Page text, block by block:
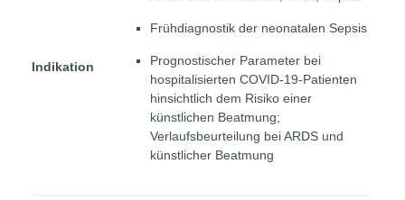
Indikation
Frühdiagnostik der neonatalen Sepsis
Prognostischer Parameter bei
hospitalisierten COVID-19-Patienten
hinsichtlich dem Risiko einer
künstlichen Beatmung;
Verlaufsbeurteilung bei ARDS und
künstlicher Beatmung